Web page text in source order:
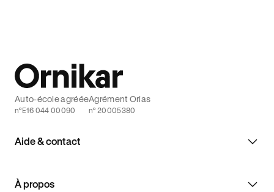
Aide & contact
À propos
Auto-école agréée
n°E16 044 00090
Agrément Orias
n° 20005380